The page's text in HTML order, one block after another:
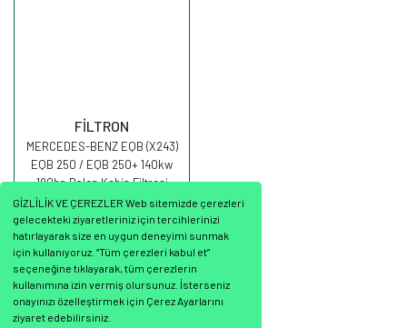
GİZLİLİK VE ÇEREZLER Web sitemizde çerezleri
gelecekteki ziyaretleriniz için tercihlerinizi
hatırlayarak size en uygun deneyimi sunmak
için kullanıyoruz. “Tüm çerezleri kabul et”
seçeneğine tıklayarak, tüm çerezlerin
kullanımına izin vermiş olursunuz. İsterseniz
onayınızı özelleştirmek için Çerez Ayarlarını
ziyaret edebilirsiniz.
FİLTRON
MERCEDES-BENZ EQB (X243)
EQB 250 / EQB 250+ 140kw
190hp Polen Kabin Filtresi
K1419A FİLTRON
1.110,66 TL